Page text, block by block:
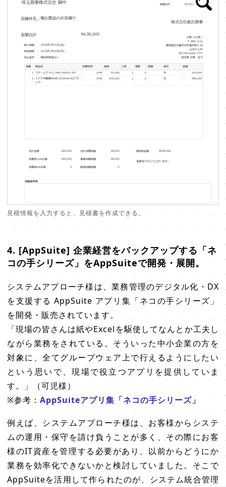
見積情報を入力すると、見積書を作成できる。
4. [AppSuite] 企業経営をバックアップする「ネ
コの手シリーズ」をAppSuiteで開発・展開。
システムアプローチ様は、業務管理のデジタル化・DX
を支援する AppSuite アプリ集「ネコの手シリーズ」
を開発・販売されています。
「現場の皆さんは紙やExcelを駆使してなんとか工夫し
ながら業務をされている。そういった中小企業の方を
対象に、全てグループウェア上で行えるようにしたい
という思いで、現場で役立つアプリを提供していま
す。」（可児様）
※参考： AppSuiteアプリ集「ネコの手シリーズ」
例えば、システムアプローチ様は、お客様からシステ
ムの運用・保守を請け負うことが多く、その際にお客
様のIT資産を管理する必要があり、以前からどうにか
業務を効率化できないかと検討していました。そこで
AppSuiteを活用して作られたのが、システム統合管理